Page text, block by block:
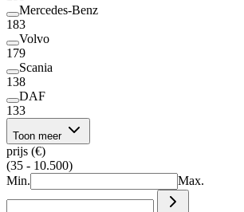
Mercedes-Benz
183
Volvo
179
Scania
138
DAF
133
Toon meer
prijs (€)
(35 - 10.500)
Min.
Max.